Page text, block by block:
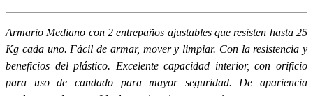
Armario Mediano con 2 entrepaños ajustables que resisten hasta 25
Kg cada uno. Fácil de armar, mover y limpiar. Con la resistencia y
beneficios del plástico. Excelente capacidad interior, con orificio
para uso de candado para mayor seguridad. De apariencia